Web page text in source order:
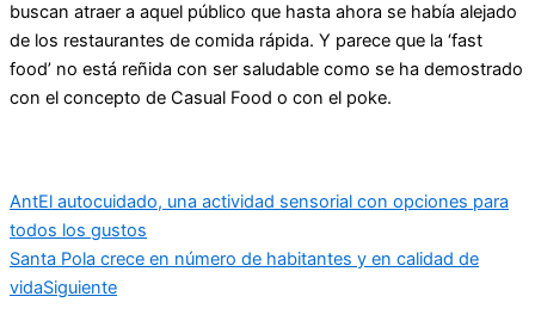
buscan atraer a aquel público que hasta ahora se había alejado
de los restaurantes de comida rápida. Y parece que la ‘fast
food’ no está reñida con ser saludable como se ha demostrado
con el concepto de Casual Food o con el poke.
AntEl autocuidado, una actividad sensorial con opciones para
todos los gustos
Santa Pola crece en número de habitantes y en calidad de
vidaSiguiente